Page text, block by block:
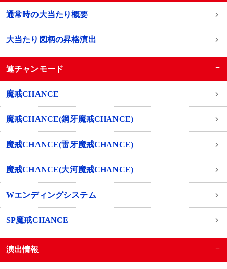
通常時の大当たり概要
大当たり図柄の昇格演出
連チャンモード −
魔戒CHANCE
魔戒CHANCE(鋼牙魔戒CHANCE)
魔戒CHANCE(雷牙魔戒CHANCE)
魔戒CHANCE(大河魔戒CHANCE)
Wエンディングシステム
SP魔戒CHANCE
演出情報 −